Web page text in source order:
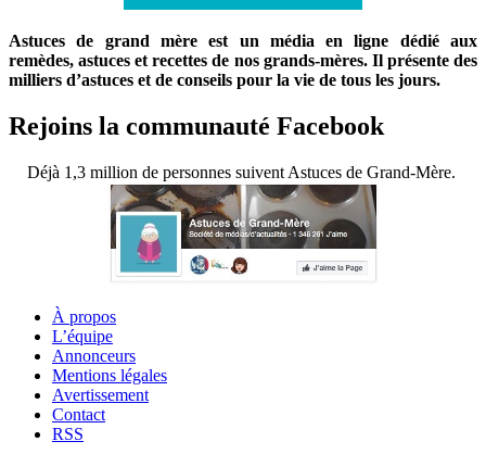
Astuces de grand mère est un média en ligne dédié aux
remèdes, astuces et recettes de nos grands-mères. Il présente des
milliers d’astuces et de conseils pour la vie de tous les jours.
Rejoins la communauté Facebook
Déjà 1,3 million de personnes suivent Astuces de Grand-Mère.
À propos
L’équipe
Annonceurs
Mentions légales
Avertissement
Contact
RSS